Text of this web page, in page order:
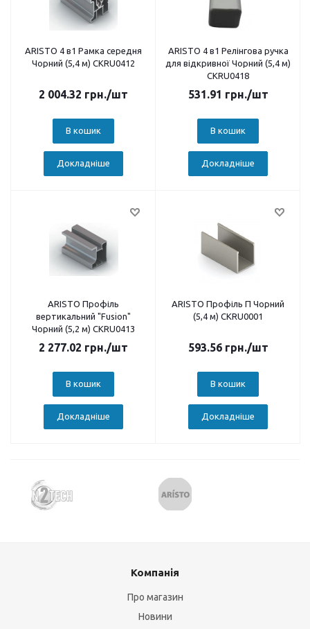
ARISTO 4 в1 Рамка середня
Чорний (5,4 м) CKRU0412
2 004.32 грн./шт
В кошик
Докладніше
ARISTO 4 в1 Релінгова ручка
для відкривної Чорний (5,4 м)
CKRU0418
531.91 грн./шт
В кошик
Докладніше
ARISTO Профіль
вертикальний "Fusion"
Чорний (5,2 м) CKRU0413
2 277.02 грн./шт
В кошик
Докладніше
ARISTO Профіль П Чорний
(5,4 м) СKRU0001
593.56грн./шт
В кошик
Докладніше
Компанія
Про магазин
Новини